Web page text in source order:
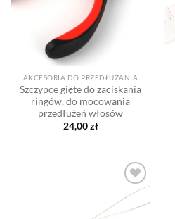
AKCESORIA DO PRZEDŁUŻANIA
Szczypce gięte do zaciskania
ringów, do mocowania
przedłużeń włosów
24,00zł
Dodaj
do listy
życzeń